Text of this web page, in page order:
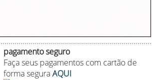
pagamento seguro
Faça seus pagamentos com cartão de
forma seguraAQUI